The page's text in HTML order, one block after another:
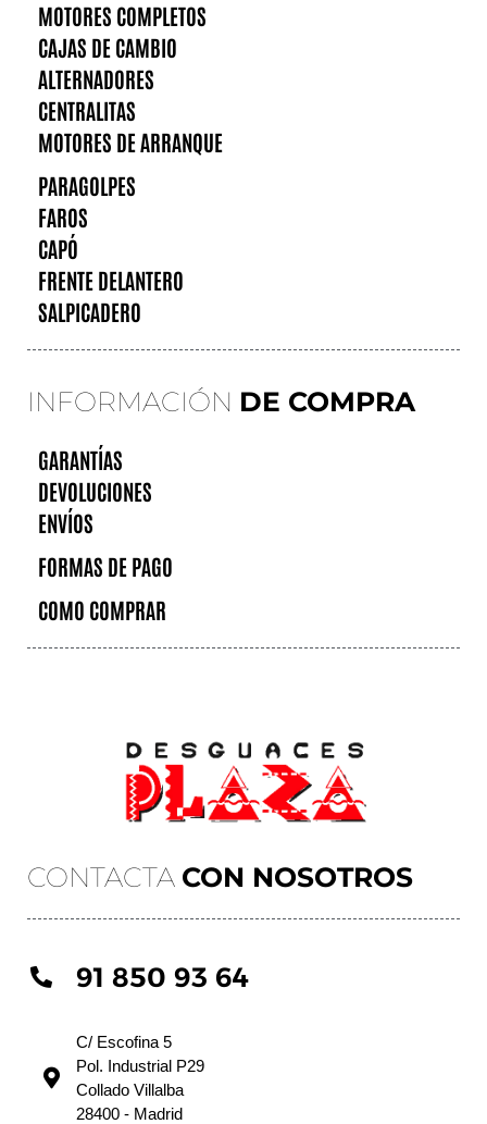
CONTACTA CON NOSOTROS
91 850 93 64
C/ Escofina 5
Pol. Industrial P29
Collado Villalba
28400 - Madrid
MOTORES COMPLETOS
CAJAS DE CAMBIO
ALTERNADORES
CENTRALITAS
MOTORES DE ARRANQUE
PARAGOLPES
FAROS
CAPÓ
FRENTE DELANTERO
SALPICADERO
INFORMACIÓN DE COMPRA
GARANTÍAS
DEVOLUCIONES
ENVÍOS
FORMAS DE PAGO
COMO COMPRAR